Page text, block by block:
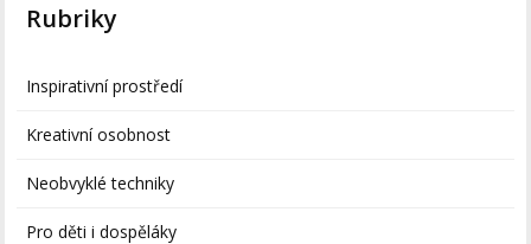
Rubriky
Inspirativní prostředí
Kreativní osobnost
Neobvyklé techniky
Pro děti i dospěláky